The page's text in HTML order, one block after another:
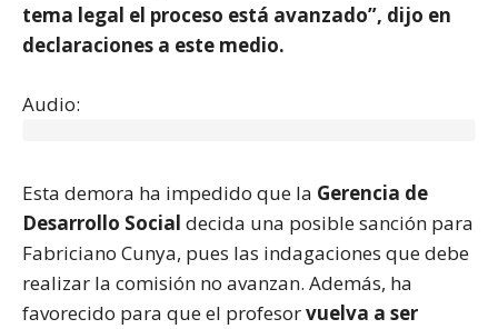
tema legal el proceso está avanzado”, dijo en
declaraciones a este medio.
Audio:
Esta demora ha impedido que la Gerencia de
Desarrollo Social decida una posible sanción para
Fabriciano Cunya, pues las indagaciones que debe
realizar la comisión no avanzan. Además, ha
favorecido para que el profesorvuelva a ser